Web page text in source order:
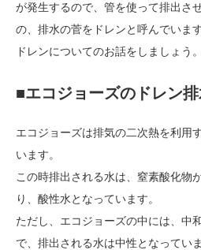
が発生するので、管を使って排出さ
の、排水の菅をドレンと呼んでいま
ドレンについてのお話をしましょう。
■エコジョーズのドレン
エコジョーズは排気の二次熱を利用
います。
この時排出される水は、窒素酸化物
り、酸性水となっています。
ただし、エコジョーズの中には、中
で、排出される水は中性となっていま